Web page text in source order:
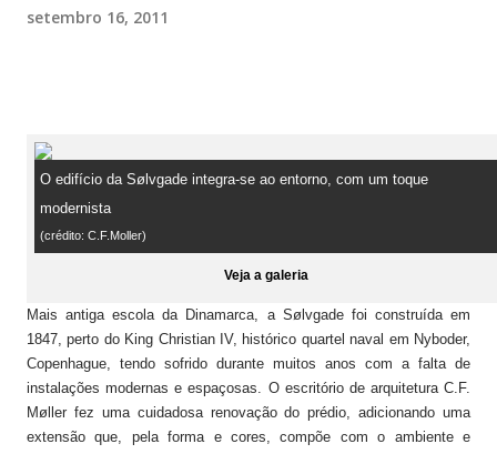
setembro 16, 2011
O edifício da Sølvgade integra-se ao entorno, com um toque
modernista
(crédito: C.F.Moller)
Veja a galeria
Mais antiga escola da Dinamarca, a Sølvgade foi construída em
1847, perto do King Christian IV, histórico quartel naval em Nyboder,
Copenhague, tendo sofrido durante muitos anos com a falta de
instalações modernas e espaçosas. O escritório de arquitetura C.F.
Møller fez uma cuidadosa renovação do prédio, adicionando uma
extensão que, pela forma e cores, compõe com o ambiente e